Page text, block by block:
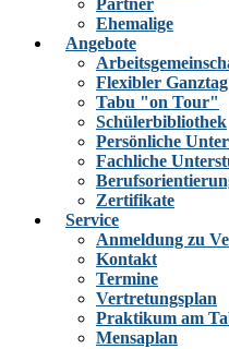
Partner
Ehemalige
Angebote
Flexibler Ganztag
Tabu "on Tour"
Schülerbibliothek
Persönliche
Fachliche
Zertifikate
Service
Anmeldung zu
Kontakt
Termine
Vertretungsplan
Praktikum am
Mensaplan